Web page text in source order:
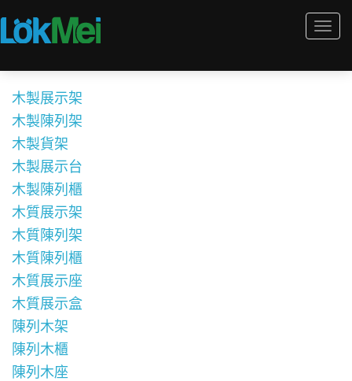
木製展示架
木製陳列架
木製貨架
木製展示台
木製陳列櫃
木質展示架
木質陳列架
木質陳列櫃
木質展示座
木質展示盒
陳列木架
陳列木櫃
陳列木座